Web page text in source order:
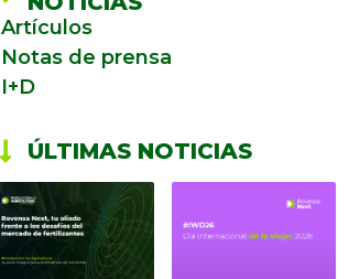
Artículos
Notas de prensa
I+D
ÚLTIMAS NOTICIAS